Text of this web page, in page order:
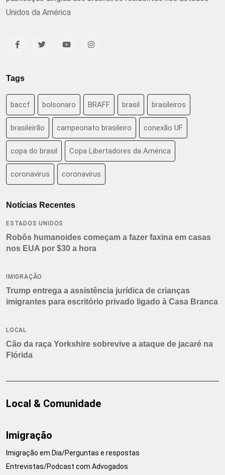
Unidos da América
Tags
baccf bolsonaro BRAFF brasil brasileiros
brasileirão campeonato brasileiro conexão UF
copa do brasil Copa Libertadores da América
coronavirus coronavírus
Notícias Recentes
ESTADOS UNIDOS
Robôs humanoides começam a fazer faxina em casas
nos EUA por $30 a hora
IMIGRAÇÃO
Trump entrega a assistência jurídica de crianças
imigrantes para escritório privado ligado à Casa Branca
LOCAL
Cão da raça Yorkshire sobrevive a ataque de jacaré na
Flórida
Local & Comunidade
Imigração
Imigração em Dia/Perguntas e respostas
Entrevistas/Podcast com Advogados